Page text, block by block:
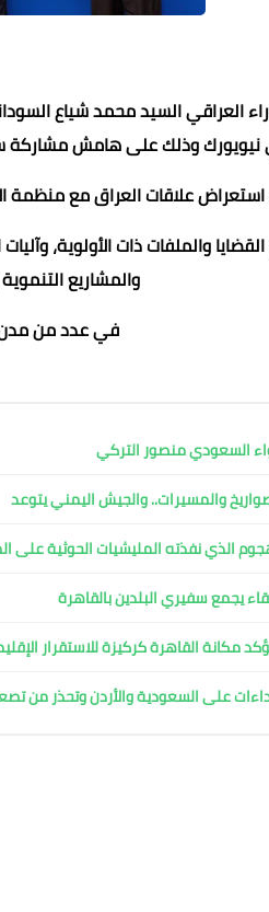
العراقي السيد محمد شياع
وذلك على هامش مشاركة
استعراض علاقات العراق مع
والملفات ذات الأولوية،
والمشاريع
في عدد من مدن
السعودي منصور التركي
الذي نفذته المليشيات الحوثية على
يجمع سفيري البلدين بالقاهرة
مكانة القاهرة كركيزة للاستقرار
على السعودية والأردن وتحذر من